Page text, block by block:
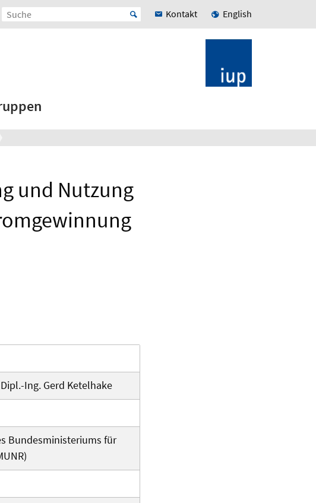
Kontakt English
und Nutzung
Ing. Gerd Ketelhake
Bundesministeriums für